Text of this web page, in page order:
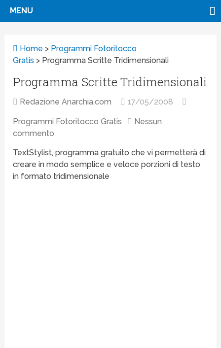
MENU
Home > Programmi Fotoritocco
Gratis > Programma Scritte Tridimensionali
Programma Scritte Tridimensionali
Redazione Anarchia.com 17/05/2008
Programmi Fotoritocco Gratis
Nessun
commento
TextStylist, programma gratuito che vi permetterà di
creare in modo semplice e veloce porzioni di testo
in formato tridimensionale